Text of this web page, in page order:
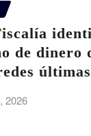
de dinero
últimas
2026